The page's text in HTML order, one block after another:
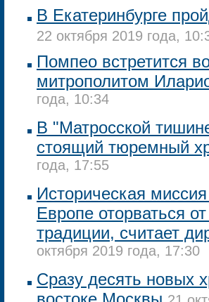
В Екатеринбурге
22 октября 2019 года,
Помпео встретится
митрополитом
года, 10:34
В "Матросской
стоящий тюремный
года, 17:55
Историческая
Европе оторваться
традиции, считает
октября 2019 года, 17:30
Сразу десять новых